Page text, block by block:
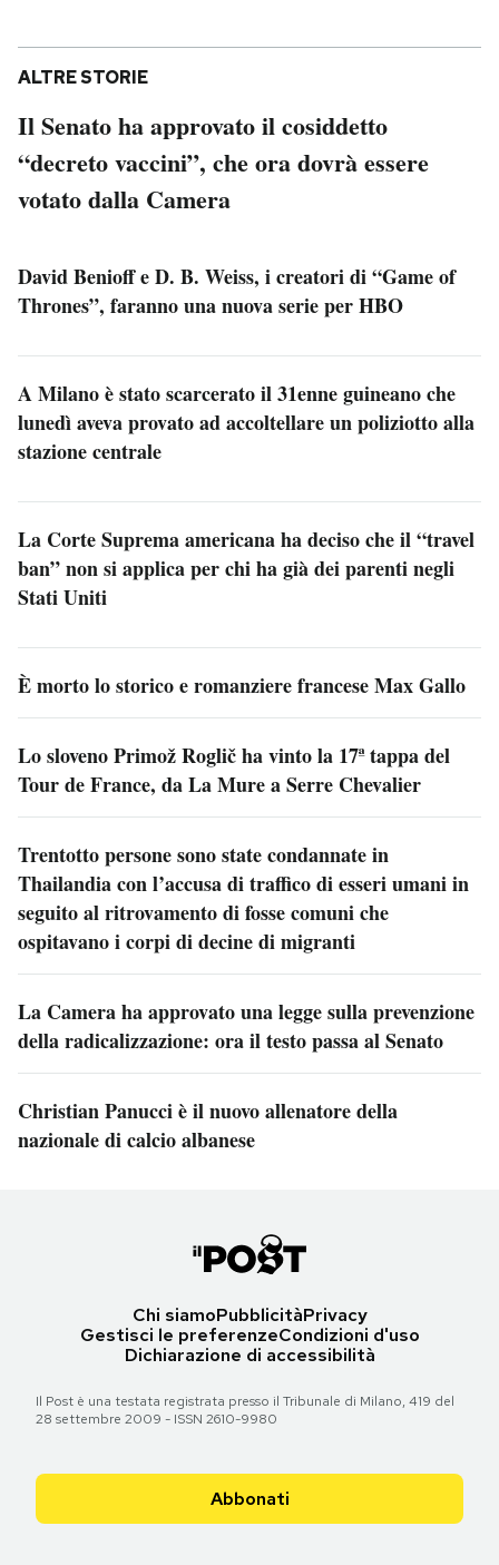
ALTRE STORIE
Il Senato ha approvato il cosiddetto
“decreto vaccini”, che ora dovrà essere
votato dalla Camera
David Benioff e D. B. Weiss, i creatori di “Game of
Thrones”, faranno una nuova serie per HBO
A Milano è stato scarcerato il 31enne guineano che
lunedì aveva provato ad accoltellare un poliziotto alla
stazione centrale
La Corte Suprema americana ha deciso che il “travel
ban” non si applica per chi ha già dei parenti negli
Stati Uniti
È morto lo storico e romanziere francese Max Gallo
Lo sloveno Primož Roglič ha vinto la 17ª tappa del
Tour de France, da La Mure a Serre Chevalier
Trentotto persone sono state condannate in
Thailandia con l’accusa di traffico di esseri umani in
seguito al ritrovamento di fosse comuni che
ospitavano i corpi di decine di migranti
La Camera ha approvato una legge sulla prevenzione
della radicalizzazione: ora il testo passa al Senato
Christian Panucci è il nuovo allenatore della
nazionale di calcio albanese
Chi siamoPubblicitàPrivacy
Gestisci le preferenzeCondizioni d'uso
Dichiarazione di accessibilità
Il Post è una testata registrata presso il Tribunale di Milano, 419 del
28 settembre 2009 - ISSN 2610-9980
Abbonati